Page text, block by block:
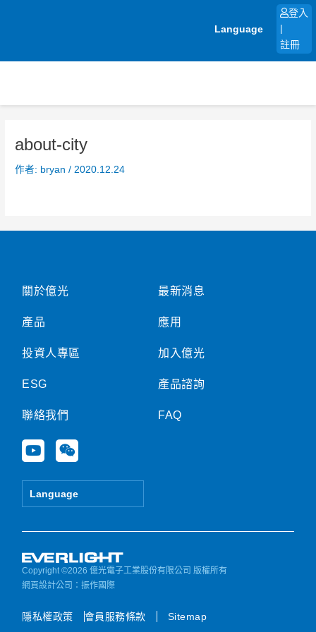
Language
登入
註冊
about-city
作者: bryan/ 2020.12.24
關於億光
產品
投資人專區
ESG
聯絡我們
Y
o
u
e
W
e
i
Language
最新消息
應用
加入億光
產品諮詢
FAQ
Copyright ©2026 億光電子工業股份有限公司 版權所有
網頁設計公司 ：振作國際
隱私權政策 會員服務條款 Sitemap